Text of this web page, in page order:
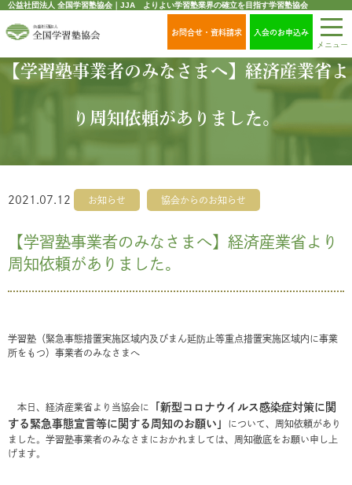
公益社団法人 全国学習塾協会｜JJA よりよい学習塾業界の確立を目指す学習塾協会
お問合せ・資料請求
入会のお申込み
メニュー
【学習塾事業者のみなさまへ】経済産業省よ
り周知依頼がありました。
2021.07.12 お知らせ 協会からのお知らせ
【学習塾事業者のみなさまへ】経済産業省より
周知依頼がありました。
学習塾（緊急事態措置実施区域内及びまん延防止等重点措置実施区域内に事業
所をもつ）事業者のみなさまへ
本日、経済産業省より当協会に
「新型コロナウイルス感染症対策に関
する緊急事態宣言等に関する周知のお願い」
について、周知依頼があり
ました。学習塾事業者のみなさまにおかれましては、周知徹底をお願い申し上
げます。